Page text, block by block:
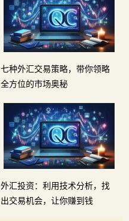
七种外汇交易策略，带你领略
全方位的市场奥秘
外汇投资：利用技术分析，找
出交易机会，让你赚到钱